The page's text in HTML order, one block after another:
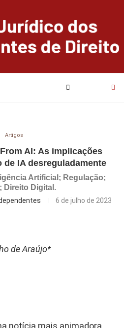
Artigos
AI: As implicações
de IA desreguladamente
Artificial; Regulação;
Direito Digital.
6 de julho de 2023
de Araújo*
notícia mais animadora